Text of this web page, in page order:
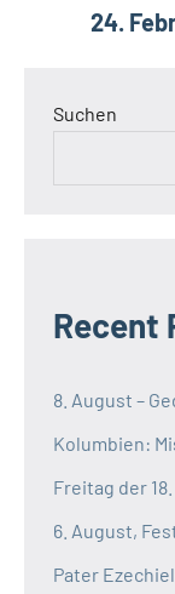
24.
Suchen
Recent
8. August –
Kolumbien:
Freitag der
6. August,
Pater